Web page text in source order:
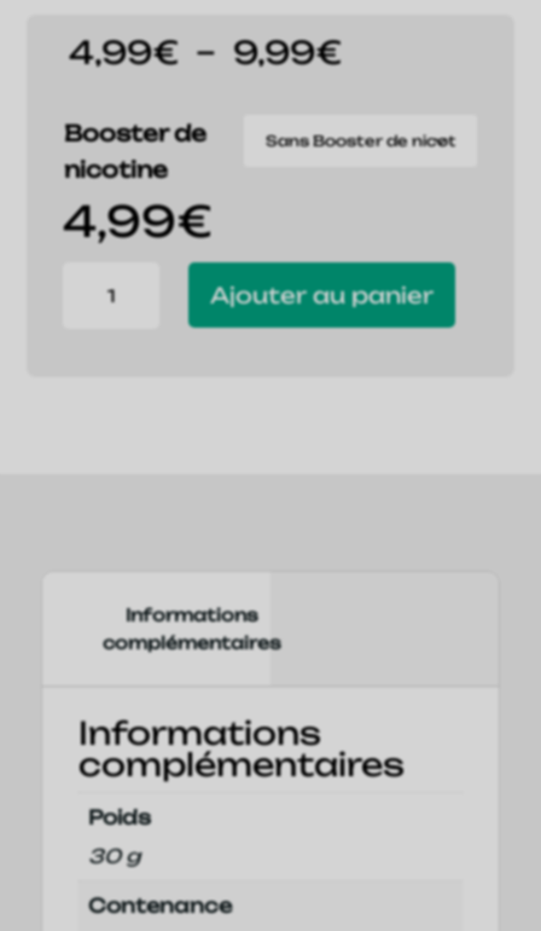
4,99€ – 9,99€Plage
4,99€
Booster de
nicotine
4,99€
Ajouter au panier
Informations
complémentaires
Informations
complémentaires
Poids
30 g
Contenance